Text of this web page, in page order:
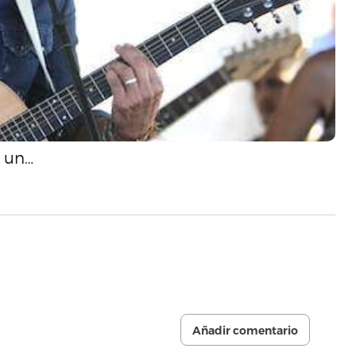
un…
Añadir comentario